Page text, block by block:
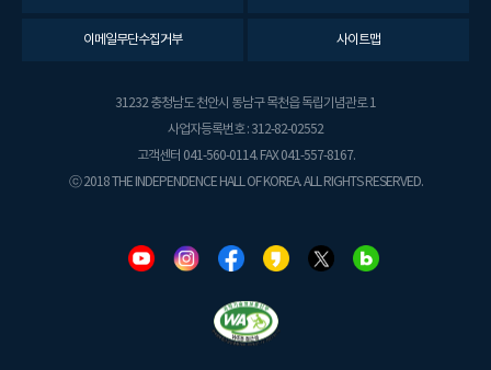
이메일무단수집거부 사이트맵
31232 충청남도 천안시 동남구 목천읍 독립기념관로 1
사업자등록번호 : 312-82-02552
고객센터 041-560-0114. FAX 041-557-8167.
ⓒ 2018 THE INDEPENDENCE HALL OF KOREA. ALL RIGHTS RESERVED.